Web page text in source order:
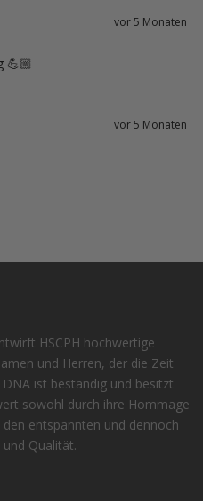
vor 5 Monaten
💪🏼
vor 5 Monaten
HSCPH hochwertige
und Herren, der die Zeit
ist beständig und besitzt
sowohl durch ihre Hommage
entspannten und dennoch
Qualität.